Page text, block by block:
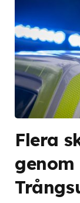
Flera